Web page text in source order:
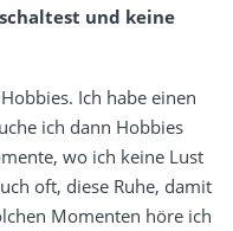
und keine
Ich habe einen
ich dann Hobbies
wo ich keine Lust
oft, diese Ruhe, damit
Momenten höre ich